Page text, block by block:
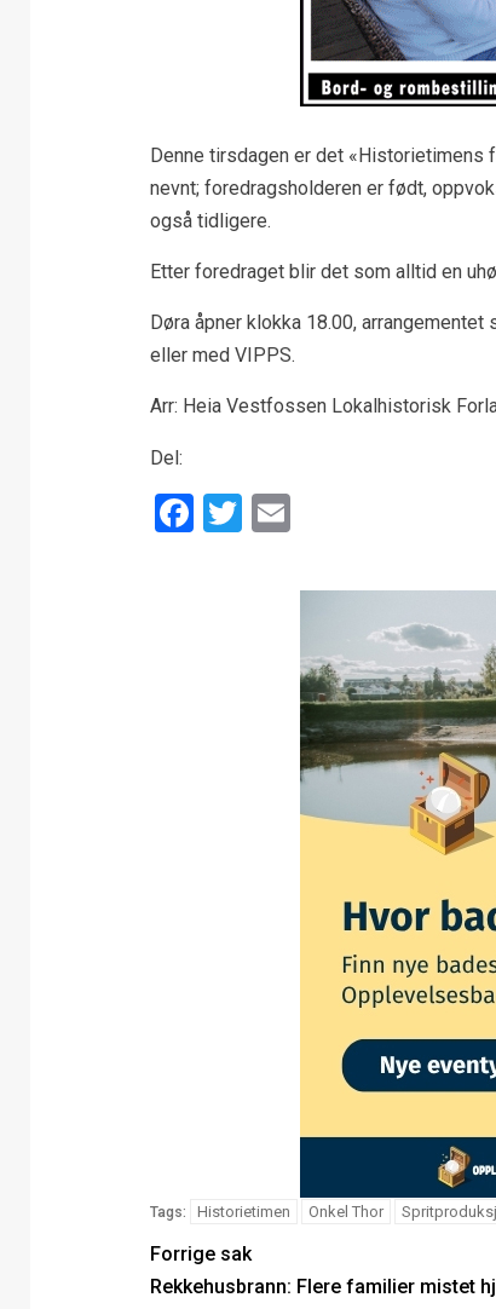
Denne tirsdagen er det «Historietimens
nevnt; foredragsholderen er født,
også tidligere.
Etter foredraget blir det som alltid en
Døra åpner klokka 18.00,
eller med VIPPS.
Arr: Heia Vestfossen Lokalhistorisk
Del:
Facebook
Twitter
Email
Tags: Historietimen Onkel Thor
Forrige sak
Rekkehusbrann: Flere familier mistet